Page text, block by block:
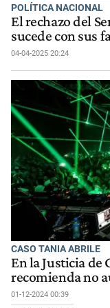
POLÍTICA NACIONAL
El rechazo del
sucede con sus
04-04-2025 20:24
CASO TANIA ABRILE
En la Justicia de
recomienda no
01-12-2024 00:39